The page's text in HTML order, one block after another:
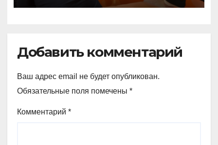
Добавить комментарий
Ваш адрес email не будет опубликован.
Обязательные поля помечены *
Комментарий *